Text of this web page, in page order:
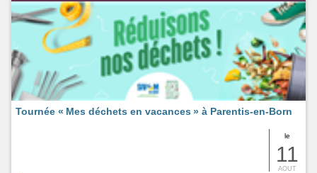
le
11
AOUT
Tournée « Mes déchets en vacances » à Parentis-en-Born